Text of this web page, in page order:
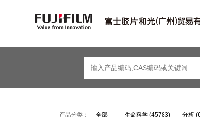
产品分类： 全部 生命科学 (45783) 分析